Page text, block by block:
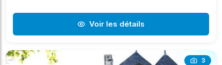
Voir les détails
3